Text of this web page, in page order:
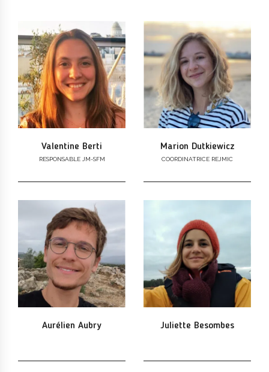
Valentine Berti
RESPONSABLE JM-SFM
Marion Dutkiewicz
COORDINATRICE REJMIC
Aurélien Aubry Juliette Besombes